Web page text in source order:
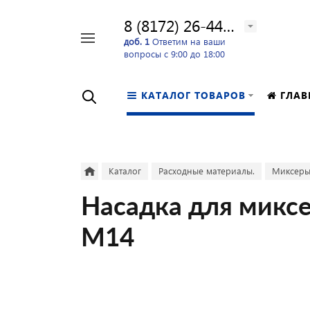
8 (8172) 26-44-24
доб. 1 Ответим на ваши
вопросы с 9:00 до 18:00
КАТАЛОГ ТОВАРОВ
Каталог Расходные материалы.
Насадка для
М14